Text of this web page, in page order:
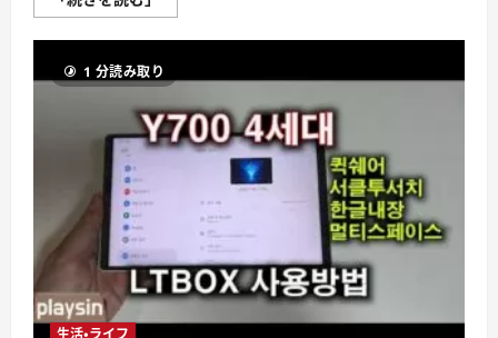
Gave
LOCAL
Full
Control
of
Windows
11…
It
Things
い
て
さ
ら
に
1 分読み取り
生活・ライフ